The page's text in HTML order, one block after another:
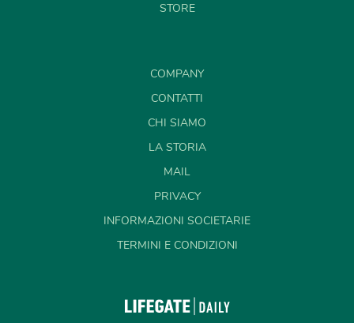
STORE
COMPANY
CONTATTI
CHI SIAMO
LA STORIA
MAIL
PRIVACY
INFORMAZIONI SOCIETARIE
TERMINI E CONDIZIONI